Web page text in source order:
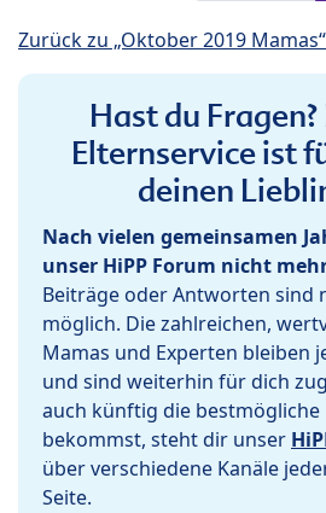
Zurück zu „Oktober 2019 Mamas“
Hast du
Elternservice ist
deinen
Nach vielen gemeinsamen
unser HiPP Forum nicht
Beiträge oder Antworten sind
möglich. Die zahlreichen,
Mamas und Experten bleiben
und sind weiterhin für dich
auch künftig die bestmögliche
bekommst, steht dir unser
über verschiedene Kanäle
Seite.